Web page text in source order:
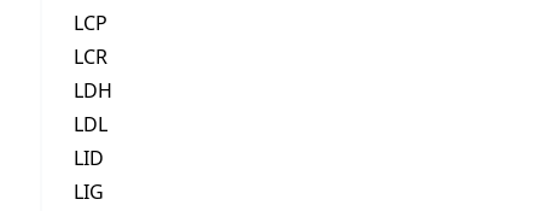
LCP
LCR
LDH
LDL
LID
LIG